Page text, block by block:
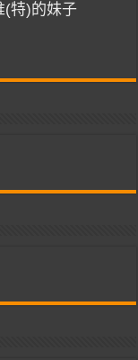
(特)的妹子